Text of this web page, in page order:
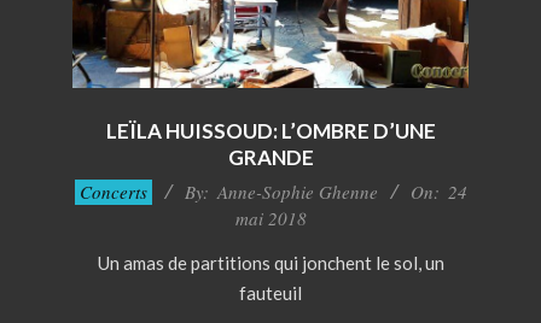
LEÏLA HUISSOUD: L’OMBRE D’UNE
GRANDE
2018-
Concerts By: Anne-Sophie Ghenne On: 24
mai 2018
Un amas de partitions qui jonchent le sol, un
fauteuil